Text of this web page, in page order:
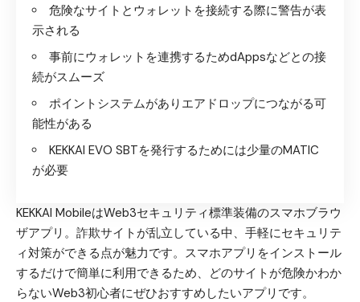
危険なサイトとウォレットを接続する際に警告が表
示される
事前にウォレットを連携するためdAppsなどとの接
続がスムーズ
ポイントシステムがありエアドロップにつながる可
能性がある
KEKKAI EVO SBTを発行するためには少量のMATIC
が必要
KEKKAI MobileはWeb3セキュリティ標準装備のスマホブラウ
ザアプリ 。詐欺サイトが乱立している中、手軽にセキュリテ
ィ対策ができる点が魅力です。スマホアプリをインストール
するだけで簡単に利用できるため、 どのサイトが危険かわか
らないWeb3初心者にぜひおすすめしたいアプリ です。